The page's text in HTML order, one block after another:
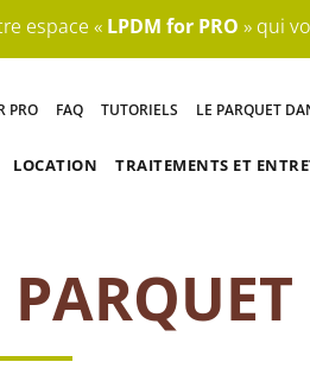
espace « LPDM for PRO » qui
LOCATION TRAITEMENTS ET
VITRIFICATION |
HUILES
PRO FAQ TUTORIELS LE PARQUET